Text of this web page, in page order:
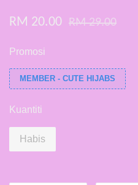
RM 20.00 RM 29.00
Promosi
MEMBER - CUTE HIJABS
Kuantiti
Habis